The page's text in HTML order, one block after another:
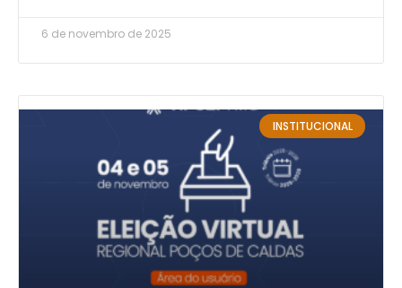
6 de novembro de 2025
INSTITUCIONAL